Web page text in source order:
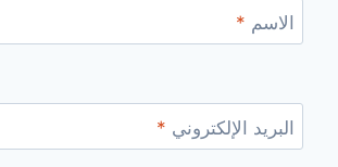
الاسم *
البريد الإلكتروني *